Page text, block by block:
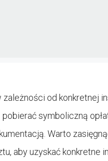
zależności od konkretnej
symboliczną
Warto
aby uzyskać konkretne